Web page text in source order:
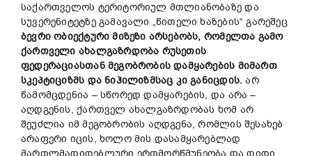
საქართველოს ტერიტორიულ მთლიანობაზე და
სუვერენიტეტზე გამავალი „წითელი ხაზების“ გარეშეც
ბევრი ობიექტური მიზეზი არსებობს, რომელთა გამო
ქართველი ახალგაზრდობა რუსეთის
ფედერაციასთან მეგობრობის დამყარების მიმართ
სკეპტიციზმს და ნიჰილიზმსაც კი განიცდის.არ
წამომცდენია – სწორედ დამყარების, და არა –
აღდგენის, ქართველ ახალგაზრდობას ხომ არ
შეუძლია იმ მეგობრობის აღდგენა, რომლის შესახებ
არაფერი იცის, ხოლო მის დასამყარებლად